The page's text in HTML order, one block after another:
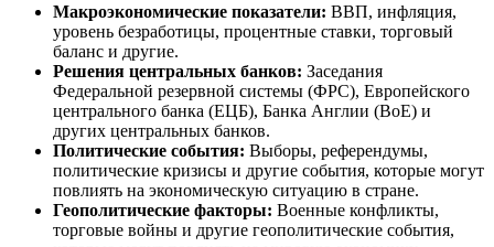
Макроэкономические показатели: ВВП, инфляция,
уровень безработицы, процентные ставки, торговый
баланс и другие.
Решения центральных банков: Заседания
Федеральной резервной системы (ФРС), Европейского
центрального банка (ЕЦБ), Банка Англии (BoE) и
других центральных банков.
Политические события: Выборы, референдумы,
политические кризисы и другие события, которые могут
повлиять на экономическую ситуацию в стране.
Геополитические факторы: Военные конфликты,
торговые войны и другие геополитические события,